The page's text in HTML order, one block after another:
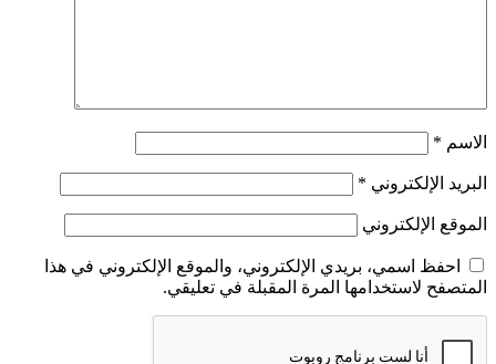
الاسم *
البريد الإلكتروني *
الموقع الإلكتروني
احفظ اسمي، بريدي الإلكتروني، والموقع الإلكتروني في هذا
المتصفح لاستخدامها المرة المقبلة في تعليقي.